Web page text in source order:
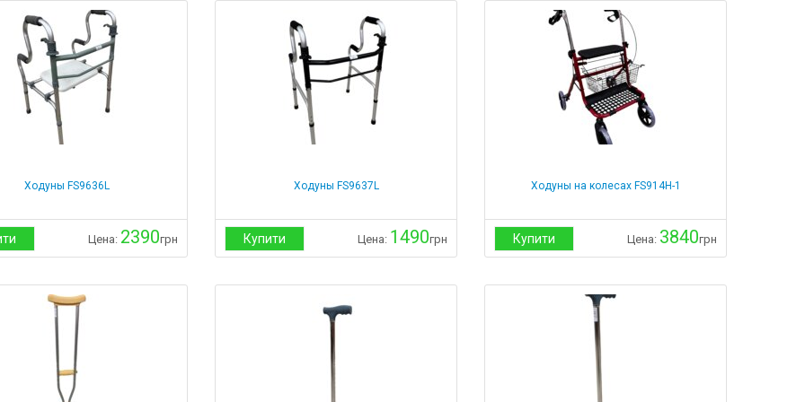
Ходуны FS9636L
Цена: 2390грн
Ходуны FS9637L
Купити Цена: 1490грн
Ходуны на колесах FS914Н-1
Купити Цена: 3840грн